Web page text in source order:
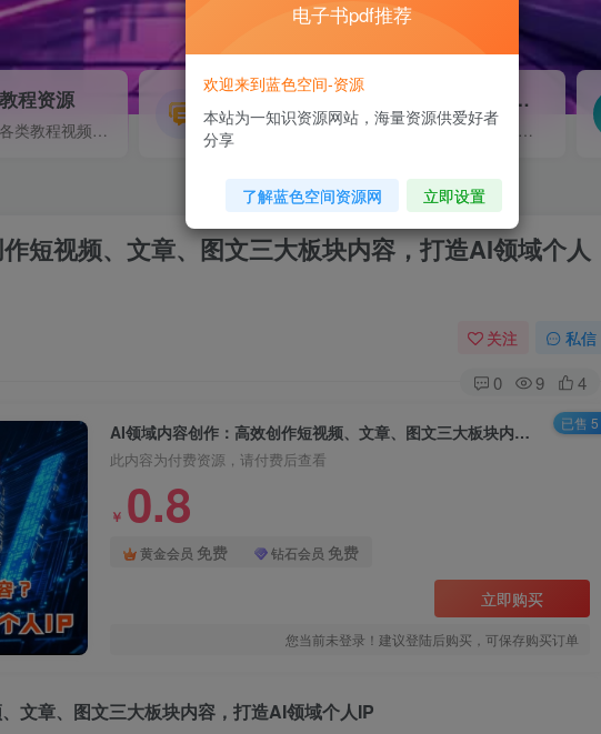
教程资源
各类教程视频音频等资源...
源码搭建
各类源码搭建...
素材资源NEW
海量素材,资源分享...
短视频、文章、图文三大板块内容，打造AI领域个人
关注 私信
0 9 4
AI领域内容创作：高效创作短视频、文章、图文三大板块内容，打造AI领域个人IP
此内容为付费资源，请付费后查看
￥ 0.8
黄金会员 免费 钻石会员 免费
立即购买
您当前未登录！建议登陆后购买，可保存购买订单
已售 5
、文章、图文三大板块内容，打造AI领域个人IP
电子书pdf推荐
欢迎来到蓝色空间-资源
本站为一知识资源网站，海量资源供爱好者
分享
了解蓝色空间资源网 立即设置